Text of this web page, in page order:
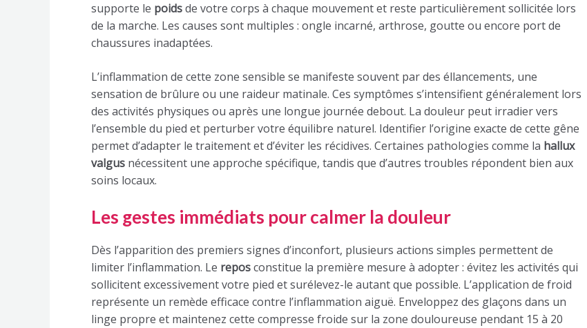
supporte le poidsde votre corps à chaque mouvement et reste particulièrement sollicitée lors
de la marche. Les causes sont multiples : ongle incarné, arthrose, goutte ou encore port de
chaussures inadaptées.
L’inflammation de cette zone sensible se manifeste souvent par des éllancements, une
sensation de brûlure ou une raideur matinale. Ces symptômes s’intensifient généralement lors
des activités physiques ou après une longue journée debout. La douleur peut irradier vers
l’ensemble du pied et perturber votre équilibre naturel. Identifier l’origine exacte de cette gêne
permet d’adapter le traitement et d’éviter les récidives. Certaines pathologies comme la hallux
valgus nécessitent une approche spécifique, tandis que d’autres troubles répondent bien aux
soins locaux.
Les gestes immédiats pour calmer la douleur
Dès l’apparition des premiers signes d’inconfort, plusieurs actions simples permettent de
limiter l’inflammation. Le reposconstitue la première mesure à adopter : évitez les activités qui
sollicitent excessivement votre pied et surélevez-le autant que possible. L’application de froid
représente un remède efficace contre l’inflammation aiguë. Enveloppez des glaçons dans un
linge propre et maintenez cette compresse froide sur la zone douloureuse pendant 15 à 20